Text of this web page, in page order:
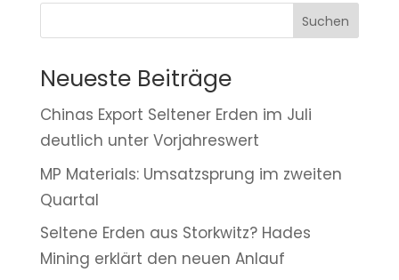
Suchen
Neueste Beiträge
Chinas Export Seltener Erden im Juli
deutlich unter Vorjahreswert
MP Materials: Umsatzsprung im zweiten
Quartal
Seltene Erden aus Storkwitz? Hades
Mining erklärt den neuen Anlauf